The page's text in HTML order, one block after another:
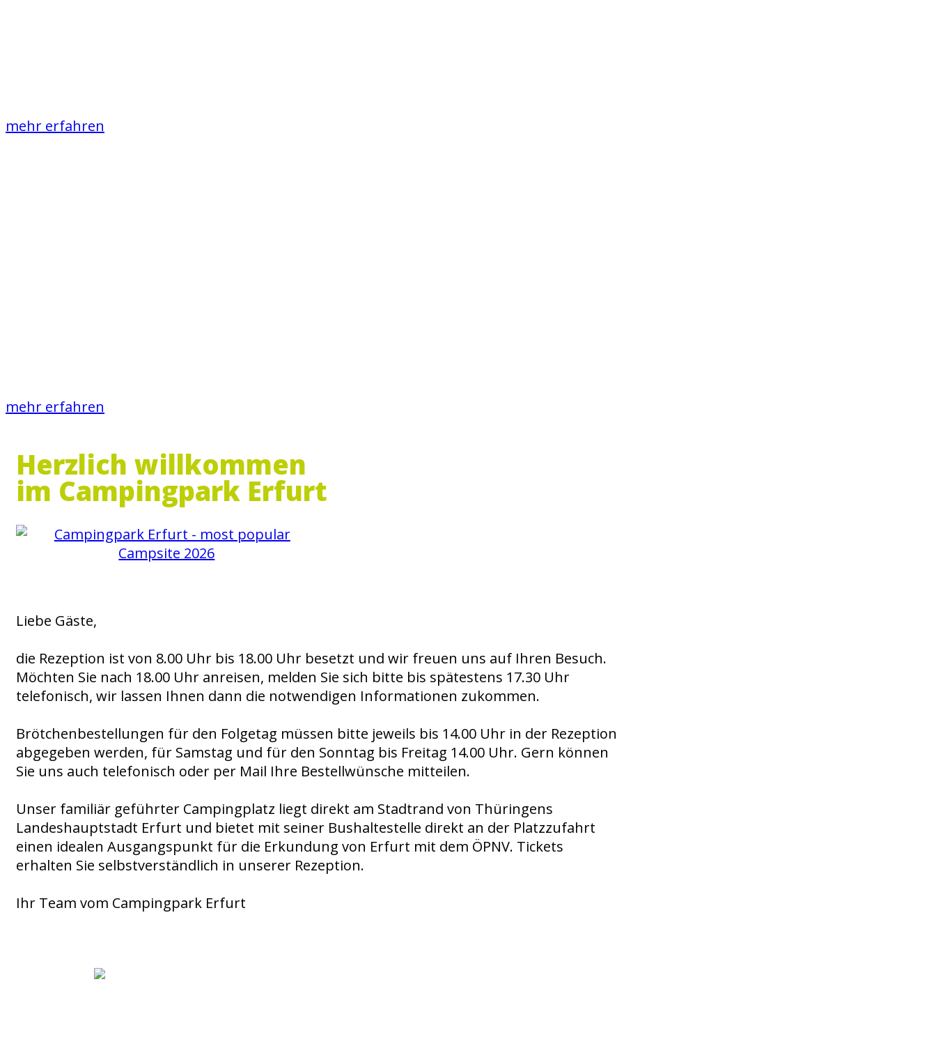
mehr erfahren
mehr erfahren
Herzlich willkommen
im Campingpark Erfurt
Liebe Gäste,
die Rezeption ist von 8.00 Uhr bis 18.00 Uhr besetzt und wir freuen uns auf Ihren Besuch.
Möchten Sie nach 18.00 Uhr anreisen, melden Sie sich bitte bis spätestens 17.30 Uhr
telefonisch, wir lassen Ihnen dann die notwendigen Informationen zukommen.
Brötchenbestellungen für den Folgetag müssen bitte jeweils bis 14.00 Uhr in der Rezeption
abgegeben werden, für Samstag und für den Sonntag bis Freitag 14.00 Uhr. Gern können
Sie uns auch telefonisch oder per Mail Ihre Bestellwünsche mitteilen.
Unser familiär geführter Campingplatz liegt direkt am Stadtrand von Thüringens
Landeshauptstadt Erfurt und bietet mit seiner Bushaltestelle direkt an der Platzzufahrt
einen idealen Ausgangspunkt für die Erkundung von Erfurt mit dem ÖPNV. Tickets
erhalten Sie selbstverständlich in unserer Rezeption.
Ihr Team vom Campingpark Erfurt